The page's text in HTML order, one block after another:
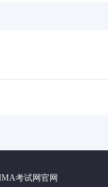
考试网官网